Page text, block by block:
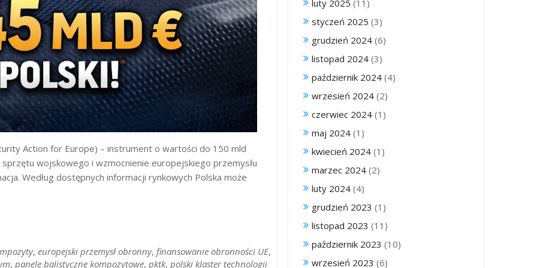
Action for Europe) – instrument o wartości do 150 mld
wojskowego i wzmocnienie europejskiego przemysłu
Według dostępnych informacji rynkowych Polska może
, europejski przemysł obronny, finansowanie obronności UE,
, panele balistyczne kompozytowe, pktk, polski klaster technologii
luty 2025 (11)
styczeń 2025 (3)
grudzień 2024 (6)
listopad 2024 (3)
październik 2024 (4)
wrzesień 2024 (2)
czerwiec 2024 (1)
maj 2024 (1)
kwiecień 2024 (1)
marzec 2024 (2)
luty 2024 (4)
grudzień 2023 (1)
listopad 2023 (11)
październik 2023 (10)
wrzesień 2023 (6)